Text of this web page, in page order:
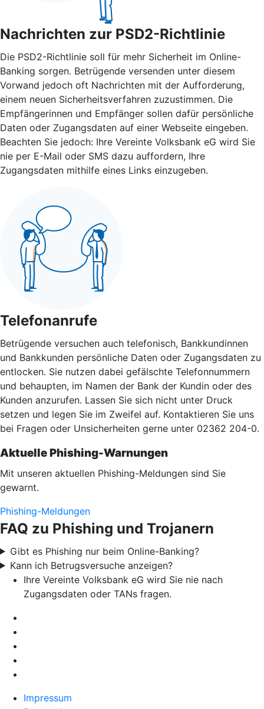
Nachrichten zur PSD2-Richtlinie
Die PSD2-Richtlinie soll für mehr Sicherheit im Online-
Banking sorgen. Betrügende versenden unter diesem
Vorwand jedoch oft Nachrichten mit der Aufforderung,
einem neuen Sicherheitsverfahren zuzustimmen. Die
Empfängerinnen und Empfänger sollen dafür persönliche
Daten oder Zugangsdaten auf einer Webseite eingeben.
Beachten Sie jedoch: Ihre Vereinte Volksbank eG wird Sie
nie per E-Mail oder SMS dazu auffordern, Ihre
Zugangsdaten mithilfe eines Links einzugeben.
Telefonanrufe
Betrügende versuchen auch telefonisch, Bankkundinnen
und Bankkunden persönliche Daten oder Zugangsdaten zu
entlocken. Sie nutzen dabei gefälschte Telefonnummern
und behaupten, im Namen der Bank der Kundin oder des
Kunden anzurufen. Lassen Sie sich nicht unter Druck
setzen und legen Sie im Zweifel auf. Kontaktieren Sie uns
bei Fragen oder Unsicherheiten gerne unter 02362 204-0.
Aktuelle Phishing-Warnungen
Mit unseren aktuellen Phishing-Meldungen sind Sie
gewarnt.
Phishing-Meldungen
FAQ zu Phishing und Trojanern
Gibt es Phishing nur beim Online-Banking?
Kann ich Betrugsversuche anzeigen?
Ihre Vereinte Volksbank eG wird Sie nie nach
Zugangsdaten oder TANs fragen.
Impressum